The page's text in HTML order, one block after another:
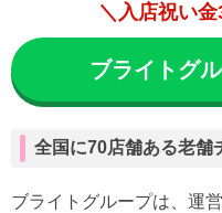
＼入店祝い
ブライトグ
全国に70店舗ある老舗
ブライトグループは、運